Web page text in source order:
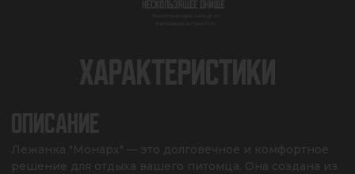
ХАРАКТЕРИСТИКИ
ОПИСАНИЕ
Лежанка "Монарх" — это долговечное и комфортное
решение для отдыха вашего питомца. Она создана из